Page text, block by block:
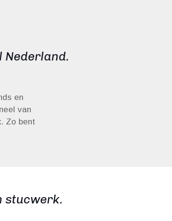
en
van
Zo bent
stucwerk.